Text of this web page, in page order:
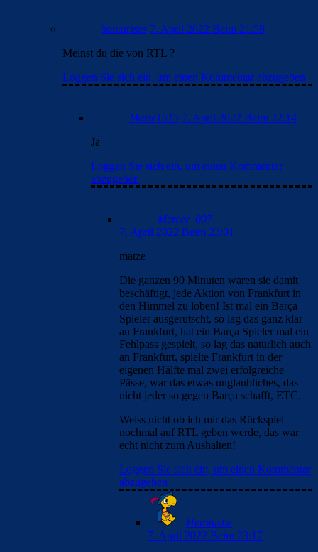
barcarises 7. April 2022 Beim 21:59
Meinst du die von RTL ?
Loggen Sie sich ein, um einen Kommentar abzugeben
Matze1515 7. April 2022 Beim 22:14
Ja
Loggen Sie sich ein, um einen Kommentar
abzugeben
Mercer_007
7. April 2022 Beim 23:01
matze
Die ganzen 90 Minuten waren sie damit
beschäftigt, jede Aktion von Frankfurt in
den Himmel zu loben! Ist mal ein Barça
Spieler ausgerutscht, so lag das ganz klar
an Frankfurt, hat ein Barça Spieler mal ein
Fehlpass gespielt, so lag das natürlich auch
an Frankfurt, spielte Frankfurt in der
eigenen Hälfte mal zwei erfolgreiche
Pässe, war das etwas unglaubliches, das
nicht jeder so gegen Barça schafft, ETC.
Weiss nicht ob ich mir das Rückspiel
nochmal auf RTL geben werde, das war
echt nicht zum Aushalten!
Loggen Sie sich ein, um einen Kommentar
abzugeben
Heroturtle
7. April 2022 Beim 23:17